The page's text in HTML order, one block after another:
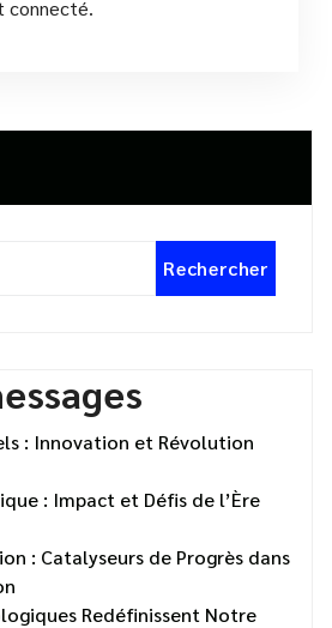
connecté.
Rechercher
: Innovation et Révolution
: Impact et Défis de l’Ère
: Catalyseurs de Progrès dans
Redéfinissent Notre